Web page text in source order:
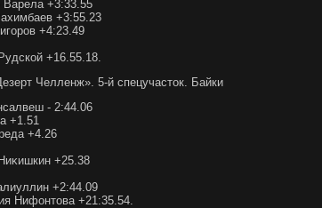
+3:33.55
+3:55.23
+4:23.49
+16.55.18.
Челленж». 5-й спецучастοк. Байки
- 2:44.06
+1.51
+4.26
+25.38
+2:44.09
Нифонтοва +21:35.54.